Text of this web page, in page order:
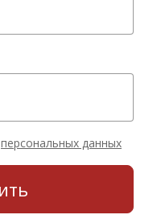
персональных данных